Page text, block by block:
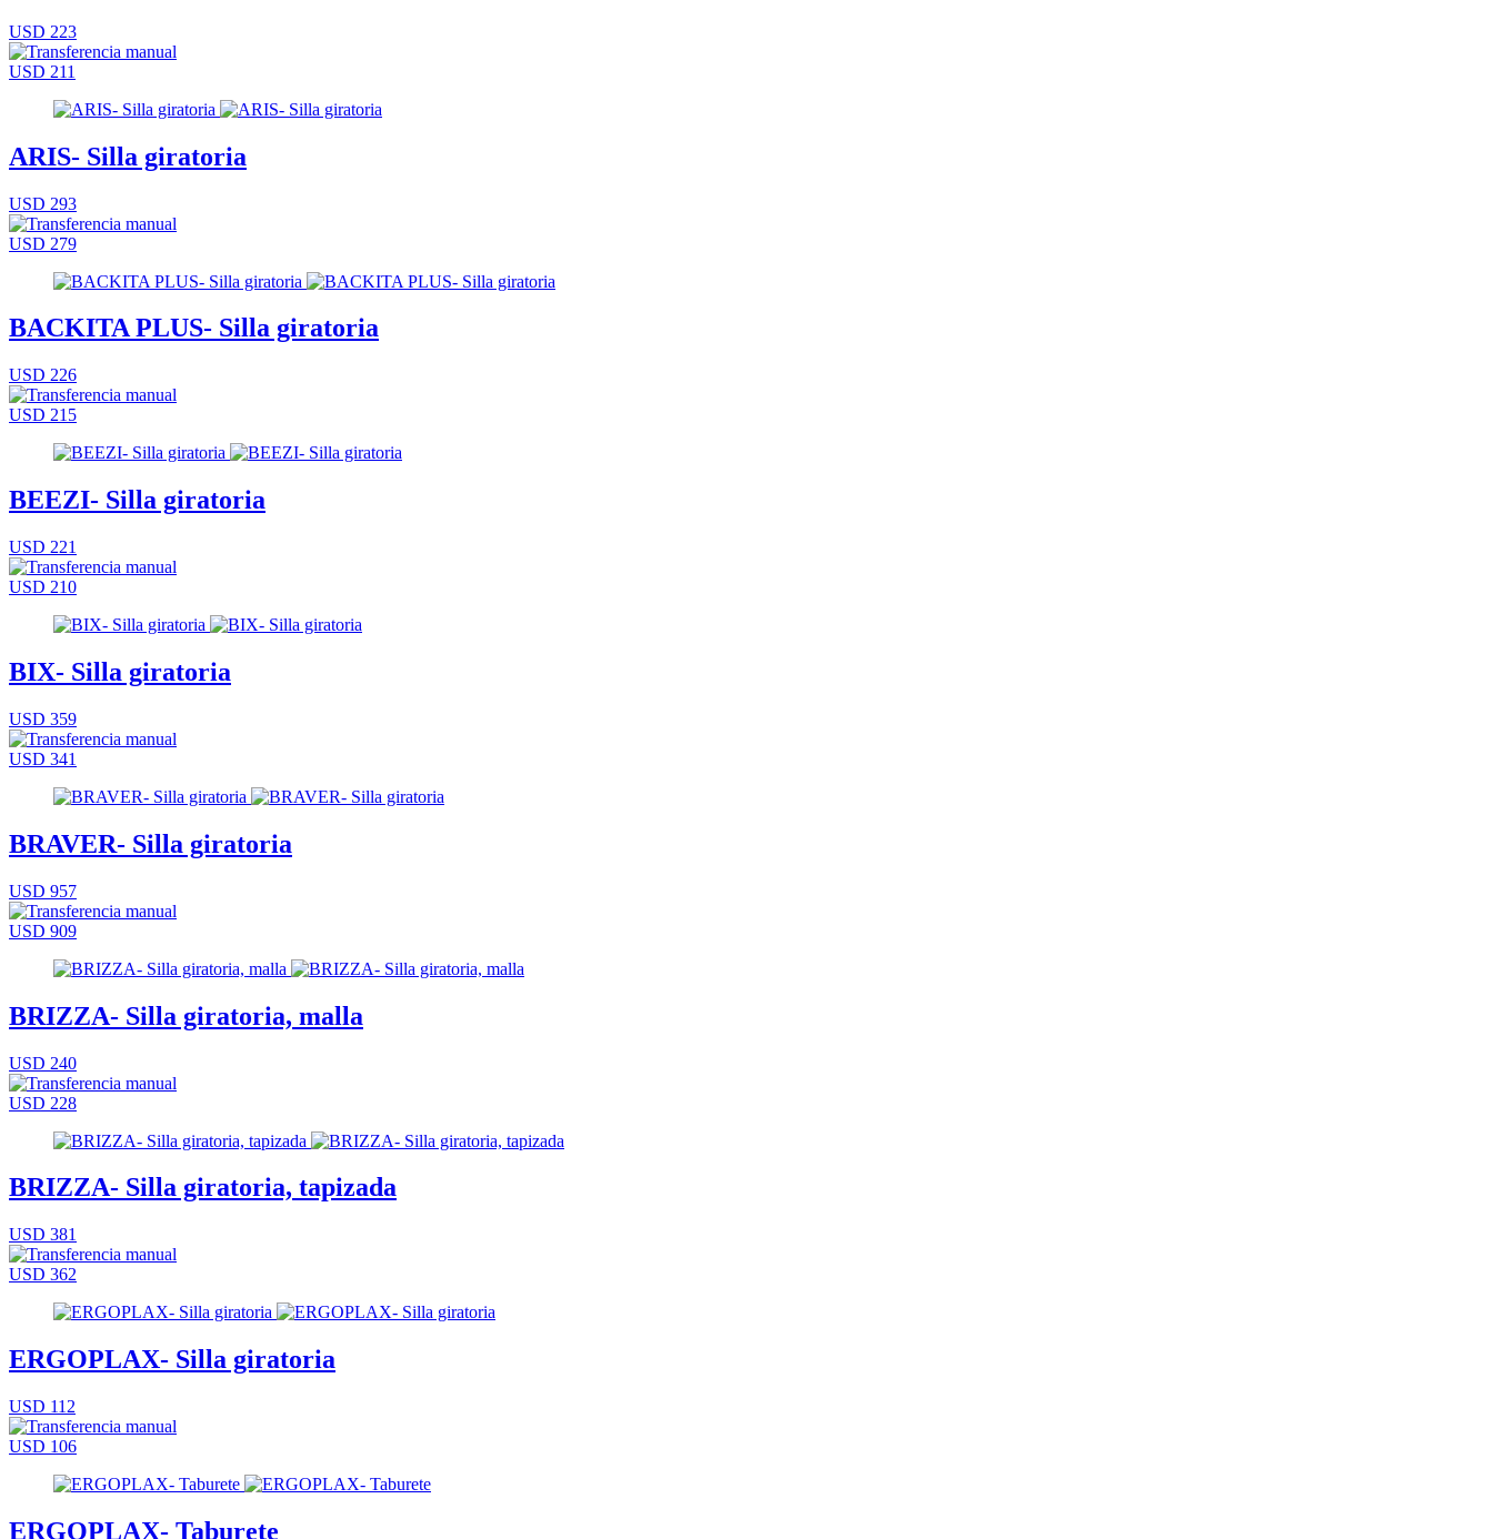
USD 223
USD 211
ARIS- Silla giratoria
USD 293
USD 279
BACKITA PLUS- Silla giratoria
USD 226
USD 215
BEEZI- Silla giratoria
USD 221
USD 210
BIX- Silla giratoria
USD 359
USD 341
BRAVER- Silla giratoria
USD 957
USD 909
BRIZZA- Silla giratoria, malla
USD 240
USD 228
BRIZZA- Silla giratoria, tapizada
USD 381
USD 362
ERGOPLAX- Silla giratoria
USD 112
USD 106
ERGOPLAX- Taburete